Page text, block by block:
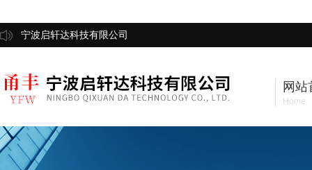
宁波启轩达科技有限公司
网站
Home